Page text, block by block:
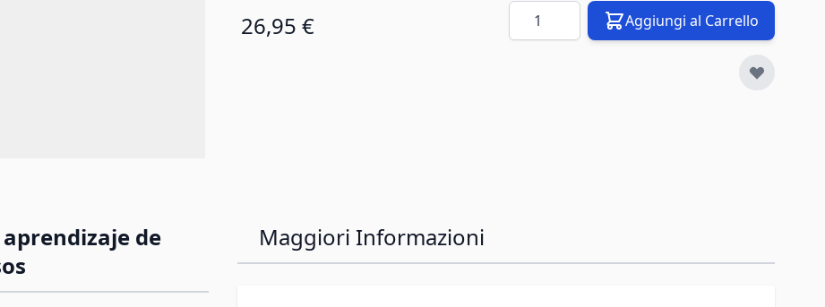
26,95 € Quantità Aggiungi al Carrello
de
Maggiori Informazioni